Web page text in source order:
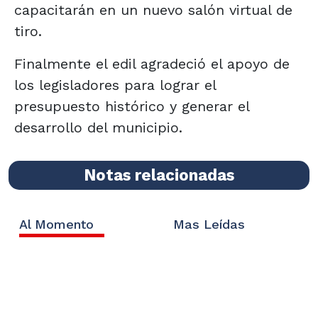
capacitarán en un nuevo salón virtual de
tiro.
Finalmente el edil agradeció el apoyo de
los legisladores para lograr el
presupuesto histórico y generar el
desarrollo del municipio.
Notas relacionadas
Al Momento Mas Leídas